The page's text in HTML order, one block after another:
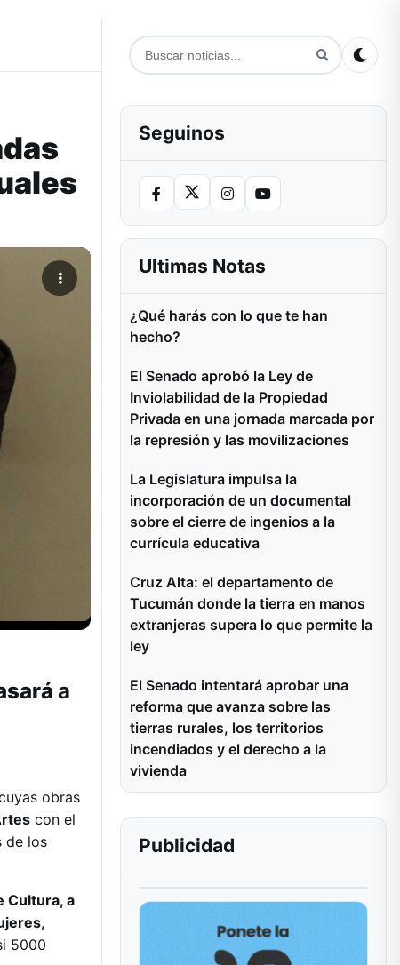
a
obras
con el
de los
Cultura, a
5000
Seguinos
Ultimas Notas
¿Qué harás con lo que te han
hecho?
El Senado aprobó la Ley de
Inviolabilidad de la Propiedad
Privada en una jornada marcada por
la represión y las movilizaciones
La Legislatura impulsa la
incorporación de un documental
sobre el cierre de ingenios a la
currícula educativa
Cruz Alta: el departamento de
Tucumán donde la tierra en manos
extranjeras supera lo que permite la
ley
El Senado intentará aprobar una
reforma que avanza sobre las
tierras rurales, los territorios
incendiados y el derecho a la
vivienda
Publicidad